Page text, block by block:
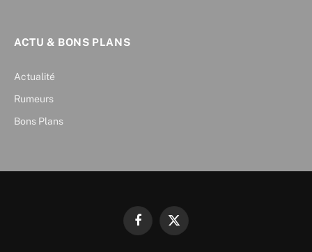
ACTU & BONS PLANS
Actualité
Rumeurs
Bons Plans
FacebookX